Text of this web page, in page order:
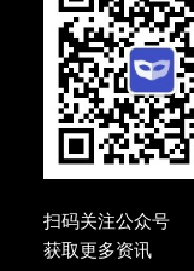
扫码关注公众号
获取更多资讯